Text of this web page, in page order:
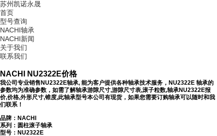
苏州凯诺永晟
首页
型号查询
NACHI轴承
NACHI新闻
关于我们
联系我们
NACHI NU2322E价格
我公司专业销售NU2322E轴承, 能为客户提供各种轴承技术服务，NU2322E 轴承的
参数均为准确参数，如需了解轴承游隙尺寸,游隙尺寸表,滚子粒数,轴承NU2322E报
价,价格,外形尺寸,锥度,此轴承型号本公司有现货，如果您需要订购轴承可以随时和我
们联系！
品牌：NACHI
系列：圆柱滚子轴承
型号： NU2322E